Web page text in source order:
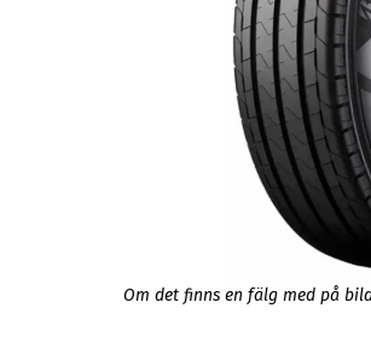
Om det finns en fälg med på